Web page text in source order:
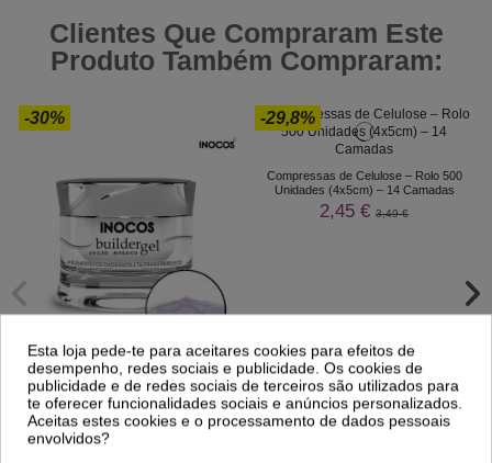
Clientes Que Compraram Este
Produto Também Compraram:
-30%
Gel Construção Violeta Transparente
30gr Inocos
13,16 €
-29,8%
Compressas de Celulose – Rolo 500
Unidades (4x5cm) – 14 Camadas
2,45 € 3,49 €
Esta loja pede-te para aceitares cookies para efeitos de
desempenho, redes sociais e publicidade. Os cookies de
publicidade e de redes sociais de terceiros são utilizados para
te oferecer funcionalidades sociais e anúncios personalizados.
Aceitas estes cookies e o processamento de dados pessoais
envolvidos?